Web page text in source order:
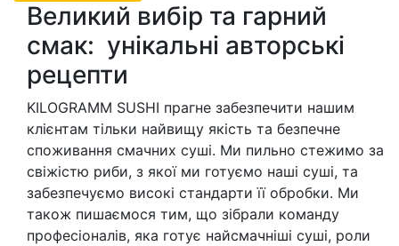
Великий вибір та гарний
смак: унікальні авторські
рецепти
KILOGRAMM SUSHI прагне забезпечити нашим
клієнтам тільки найвищу якість та безпечне
споживання смачних суші. Ми пильно стежимо за
свіжістю риби, з якої ми готуємо наші суші, та
забезпечуємо високі стандарти її обробки. Ми
також пишаємося тим, що зібрали команду
професіоналів, яка готує найсмачніші суші, роли